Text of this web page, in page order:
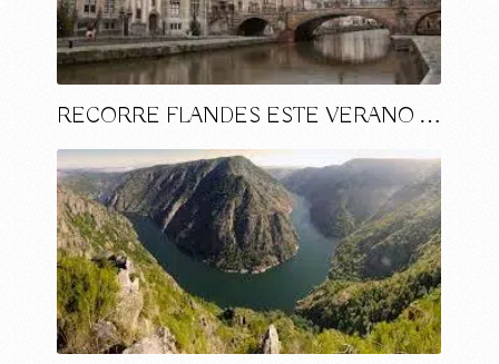
RECORRE FLANDES ESTE VERANO …